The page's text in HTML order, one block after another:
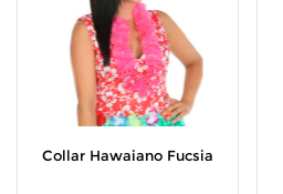
Collar Hawaiano Fucsia